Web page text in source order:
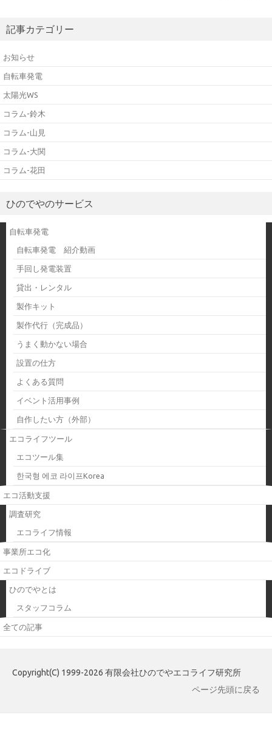
記事カテゴリー
お知らせ
自転車発電
太陽光WS
コラム-鈴木
コラム-山見
コラム-大関
コラム-花田
ひのでやのサービス
自転車発電
自転車発電 紹介動画
手回し発電装置
貸出・レンタル
製作キット
製作代行（完成品）
うまく動かない場合
設置の仕方
よくある質問
イベント活用事例
自作したい方（外部）
エコライフツール
エコツール集
한국형 에코 라이프Korea
エコ活動支援
調査研究
エコライフ情報
事業所エコ化
エコドライブ
ひのでやとは
スタッフコラム
全ての記事
Copyright(C) 1999-2026 有限会社ひのでやエコライフ研究所
ページ先頭に戻る